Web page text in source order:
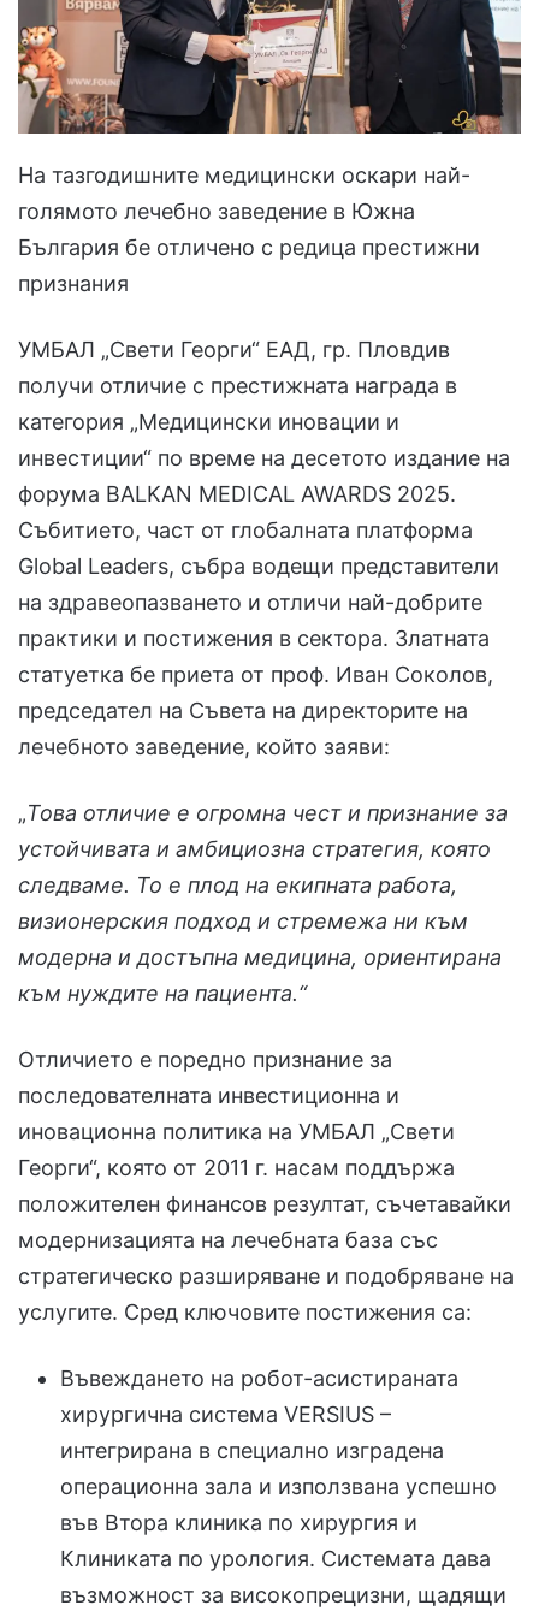
На тазгодишните медицински оскари най-
голямото лечебно заведение в Южна
България бе отличено с редица престижни
признания
УМБАЛ „Свети Георги“ ЕАД, гр. Пловдив
получи отличие с престижната награда в
категория „Медицински иновации и
инвестиции“ по време на десетото издание на
форума BALKAN MEDICAL AWARDS 2025.
Събитието, част от глобалната платформа
Global Leaders, събра водещи представители
на здравеопазването и отличи най-добрите
практики и постижения в сектора. Златната
статуетка бе приета от проф. Иван Соколов,
председател на Съвета на директорите на
лечебното заведение, който заяви:
„Това отличие е огромна чест и признание за
устойчивата и амбициозна стратегия, която
следваме. То е плод на екипната работа,
визионерския подход и стремежа ни към
модерна и достъпна медицина, ориентирана
към нуждите на пациента.“
Отличието е поредно признание за
последователната инвестиционна и
иновационна политика на УМБАЛ „Свети
Георги“, която от 2011 г. насам поддържа
положителен финансов резултат, съчетавайки
модернизацията на лечебната база със
стратегическо разширяване и подобряване на
услугите. Сред ключовите постижения са:
Въвеждането на робот-асистираната
хирургична система VERSIUS –
интегрирана в специално изградена
операционна зала и използвана успешно
във Втора клиника по хирургия и
Клиниката по урология. Системата дава
възможност за високопрецизни, щадящи